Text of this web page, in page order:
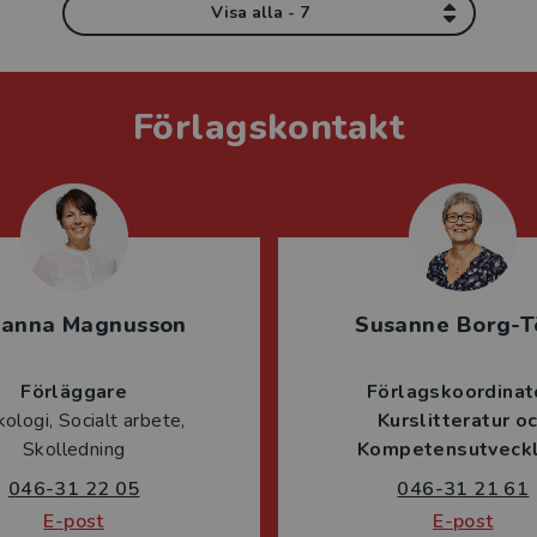
Visa alla - 7
Förlagskontakt
Magnusson
Förläggare
Socialt arbete,
Skolledning
046-31 22 05
E-post
Susanne Borg-
Kurslitteratur
046-31 21 61
E-post